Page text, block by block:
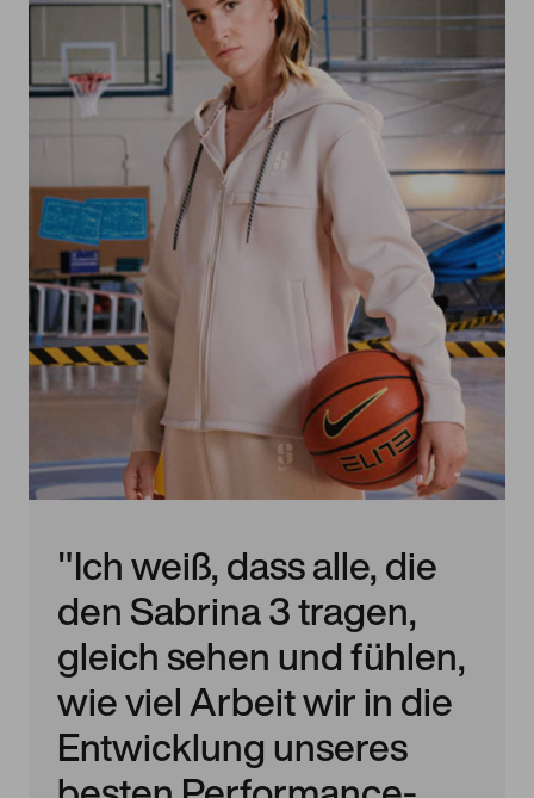
"Ich weiß, dass alle, die
den Sabrina 3 tragen,
gleich sehen und fühlen,
wie viel Arbeit wir in die
Entwicklung unseres